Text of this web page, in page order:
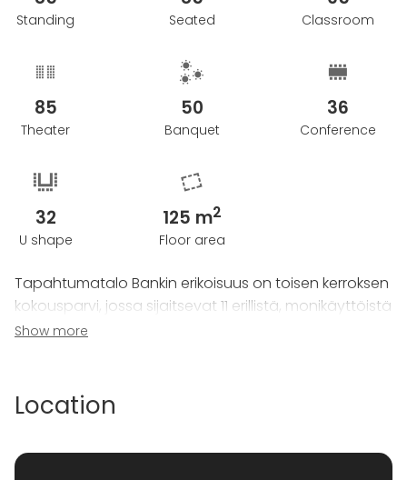
Standing Seated Classroom
85
Theater
50
Banquet
36
Conference
32
U shape
125 m2
Floor area
Tapahtumatalo Bankin erikoisuus on toisen kerroksen
kokousparvi, jossa sijaitsevat 11 erillistä, monikäyttöistä
ja yhdisteltävissä olevaa tilaa. Tilat tarjoavat
Kaiken kaikkiaan talosta löytyy 18 tilaa, joissa voi
Show more
Location